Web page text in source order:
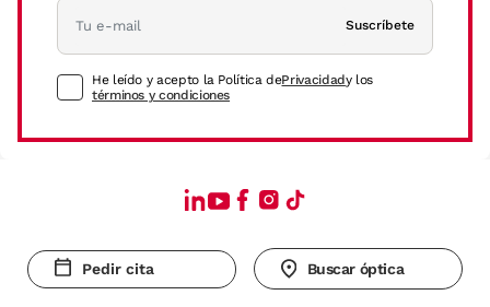
Suscríbete
He leído y acepto la Política dePrivacidady los
términos y condiciones
Pedir cita Buscar óptica